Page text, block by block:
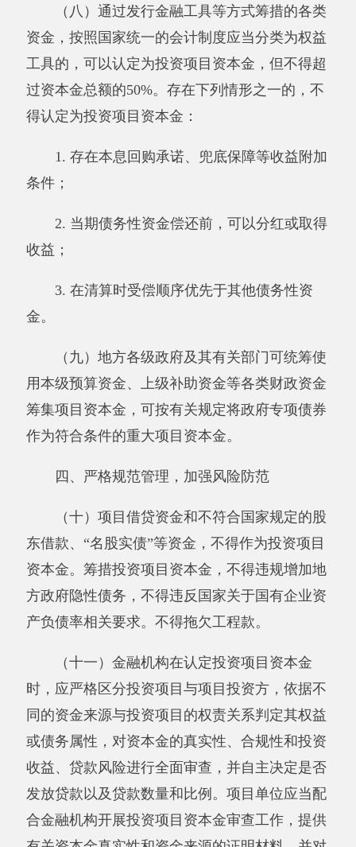
（九）地方各级政府及其有关部门可统筹使
用本级预算资金、上级补助资金等各类财政资金
筹集项目资本金，可按有关规定将政府专项债券
（十）项目借贷资金和不符合国家规定的股
资本金。筹措投资项目资本金，不得违规增加地
方政府隐性债务，不得违反国家关于国有企业资
同的资金来源与投资项目的权责关系判定其权益
或债务属性，对资本金的真实性、合规性和投资
发放贷款以及贷款数量和比例。项目单位应当配
合金融机构开展投资项目资本金审查工作，提供
有关资本金真实性和资金来源的证明材料，并对
（十二）自本通知印发之日起，凡尚未经有
关部门审批可行性研究报告、核准项目申请报
告、办理备案手续的投资项目，均按本通知执
行。已经办理相关手续、尚未开工、金融机构尚
未发放贷款的投资项目，可以按本通知调整资金
已与金融机构签订相关贷款合同的投资项目，可
按照原合同执行。
国务院
转载地址：
http://www.gov.cn/zhengce/content/2019-